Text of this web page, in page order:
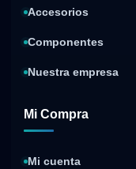
Accesorios
Componentes
Nuestra empresa
Mi Compra
Mi cuenta